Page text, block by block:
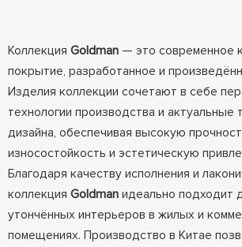
Коллекция Goldman— это современное
покрытие, разработанное и
Изделия коллекции сочетают в себе
технологии производства и актуальные
дизайна, обеспечивая высокую
износостойкость и эстетическую
Благодаря качеству исполнения и
коллекция Goldmanидеально подходит
утончённых интерьеров в жилых и
помещениях. Производство в Китае